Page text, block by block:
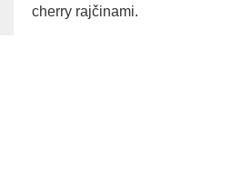
cherry rajčinami.